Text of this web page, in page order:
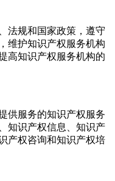
法规和国家政策，遵守
维护知识产权服务机构
高知识产权服务机构的
供服务的知识产权服务
知识产权信息、知识产
产权咨询和知识产权培